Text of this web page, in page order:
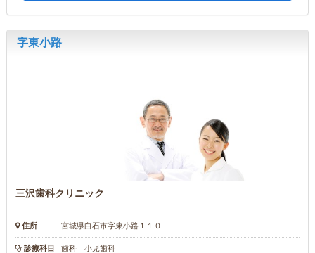
字東小路
三沢歯科クリニック
住所 宮城県白石市字東小路１１０
診療科目 歯科 小児歯科